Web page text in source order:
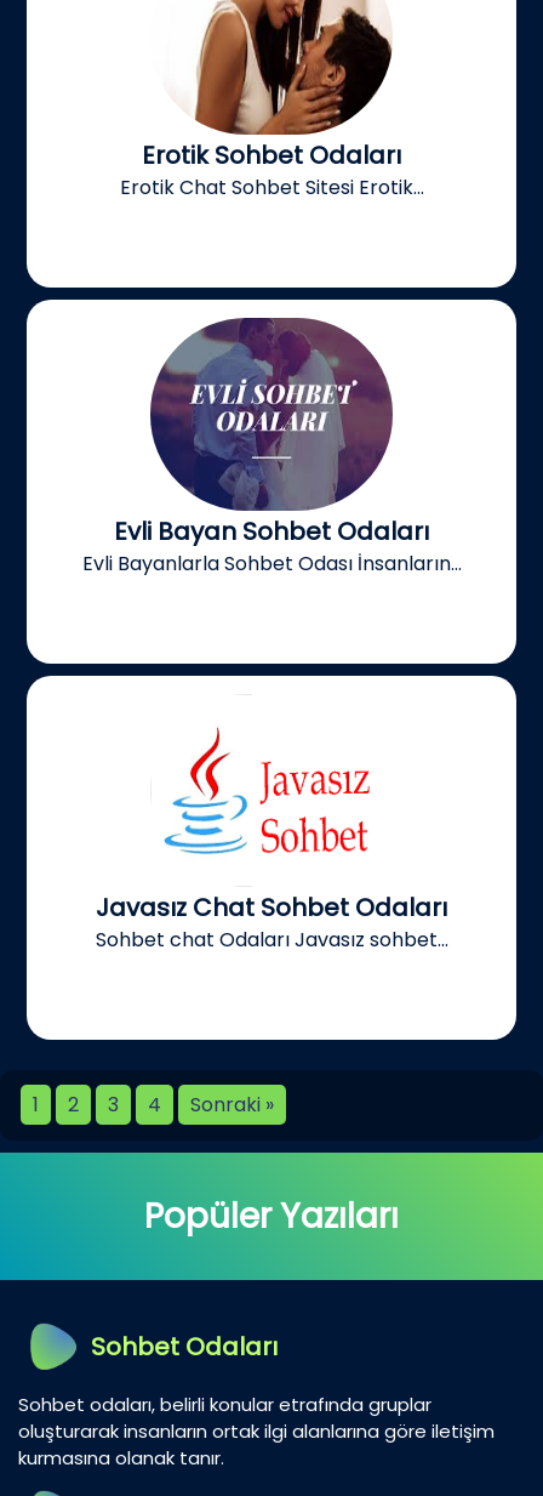
Erotik Sohbet Odaları
Erotik Chat Sohbet Sitesi Erotik...
Evli Bayan Sohbet Odaları
Evli Bayanlarla Sohbet Odası İnsanların...
Javasız Chat Sohbet Odaları
Sohbet chat Odaları Javasız sohbet...
1 2 3 4 Sonraki »
Popüler Yazıları
Sohbet Odaları
Sohbet odaları, belirli konular etrafında gruplar
oluşturarak insanların ortak ilgi alanlarına göre iletişim
kurmasına olanak tanır.